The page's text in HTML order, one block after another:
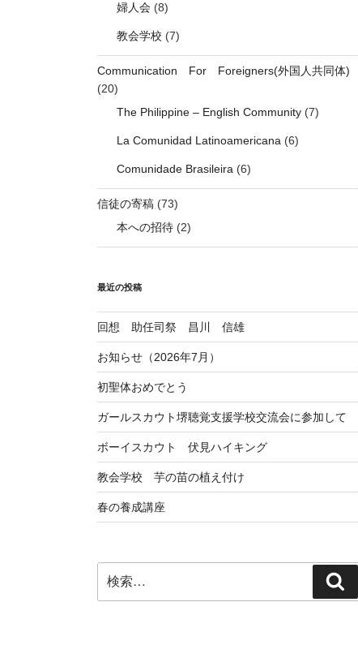
婦人会(8)
教会学校 (7)
Communication For Foreigners(外国人共同体)
(20)
The Philippine – English Community(7)
La Comunidad Latinoamericana (6)
Comunidade Brasileira (6)
信徒の寄稿(73)
本への招待(2)
最近の投稿
回想 助任司祭 昌川 信雄
お知らせ（2026年7月）
初聖体おめでとう
ガールスカウト堺聴覚支援学校交流会に参加して
ボーイスカウト 伏見ハイキング
教会学校 芋の苗の植え付け
春の養成講座
索:
索